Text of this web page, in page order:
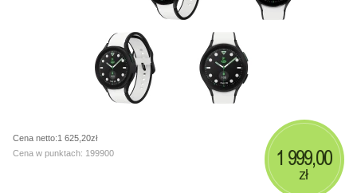
Cena netto:1 625,20zł
Cena w punktach: 199900
1 999,00
zł